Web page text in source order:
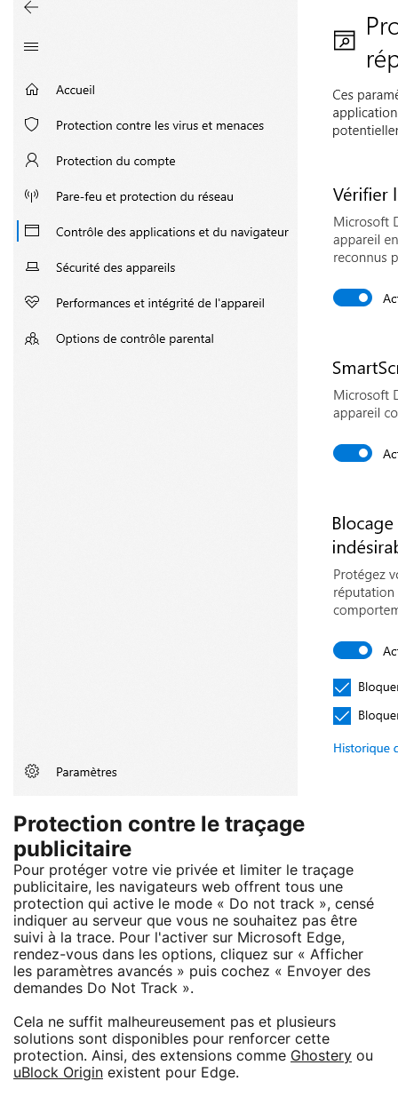
Protection contre le traçage
publicitaire
Pour protéger votre vie privée et limiter le traçage
publicitaire, les navigateurs web offrent tous une
protection qui active le mode « Do not track », censé
indiquer au serveur que vous ne souhaitez pas être
suivi à la trace. Pour l'activer sur Microsoft Edge,
rendez-vous dans les options, cliquez sur « Afficher
les paramètres avancés » puis cochez « Envoyer des
demandes Do Not Track ».
Cela ne suffit malheureusement pas et plusieurs
solutions sont disponibles pour renforcer cette
protection. Ainsi, des extensions comme Ghostery ou
uBlock Origin existent pour Edge.